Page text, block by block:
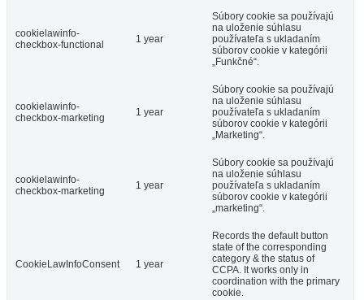
cookielawinfo-
checkbox-functional
1 year
Súbory cookie sa používajú
na uloženie súhlasu
používateľa s ukladaním
súborov cookie v kategórii
„Funkčné“.
cookielawinfo-
checkbox-marketing
1 year
Súbory cookie sa používajú
na uloženie súhlasu
používateľa s ukladaním
súborov cookie v kategórii
„Marketing“.
cookielawinfo-
checkbox-marketing
1 year
Súbory cookie sa používajú
na uloženie súhlasu
používateľa s ukladaním
súborov cookie v kategórii
„marketing“.
CookieLawInfoConsent 1 year
Records the default button
state of the corresponding
category & the status of
CCPA. It works only in
coordination with the primary
cookie.